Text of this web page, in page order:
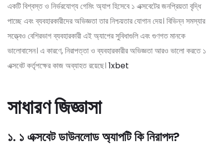
একটি বিশ্বস্ত ও নির্ভরযোগ্য গেমিং অ্যাপ হিসেবে ১ এক্সবেটের জনপ্রিয়তা বৃদ্ধি
পাচ্ছে এবং ব্যবহারকারীদের অভিজ্ঞতা তার নিশ্চয়তার যোগান দেয়। বিভিন্ন সমস্যার
সত্ত্বেও বেশিরভাগ ব্যবহারকারী এই অ্যাপের সুবিধাগুলি এবং গুণগত মানকে
ভালোবাসেন। এ কারণে, নিরাপত্তা ও ব্যবহারকারীর অভিজ্ঞতা আরও ভালো করতে ১
এক্সবেট কর্তৃপক্ষের কাজ অব্যাহত রয়েছে। 1xbet
সাধারণ জিজ্ঞাসা
১. ১ এক্সবেট ডাউনলোড অ্যাপটি কি নিরাপদ?